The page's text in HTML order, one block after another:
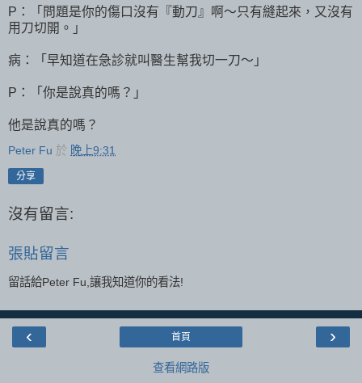
P：「問題是你的傷口沒有『動刀』啊～只有縫起來，又沒有
用刀切開。」
病：「早知道在急診就叫醫生幫我切一刀～」
P：「你是說真的嗎？」
他是說真的嗎？
Peter Fu 於 晚上9:31
分享
沒有留言:
張貼留言
留話給Peter Fu,讓我知道你的看法!
‹ ›
首頁
查看網路版